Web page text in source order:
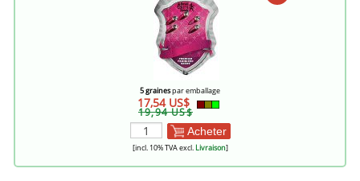
5 grainespar emballage
17,54 US$
19,94 US$
Acheter
[incl. 10% TVA excl.Livraison]